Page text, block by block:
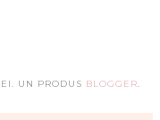
UN PRODUS BLOGGER.